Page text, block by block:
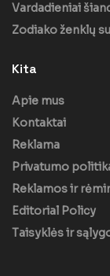
Vardadieniai
Zodiako ženklų
Kita
Apie mus
Kontaktai
Reklama
Privatumo
Reklamos ir
Editorial Policy
Taisyklės ir